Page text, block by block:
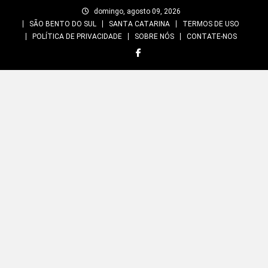
domingo, agosto 09, 2026
SÃO BENTO DO SUL
SANTA CATARINA
TERMOS DE USO
POLÍTICA DE PRIVACIDADE
SOBRE NÓS CONTATE-NOS